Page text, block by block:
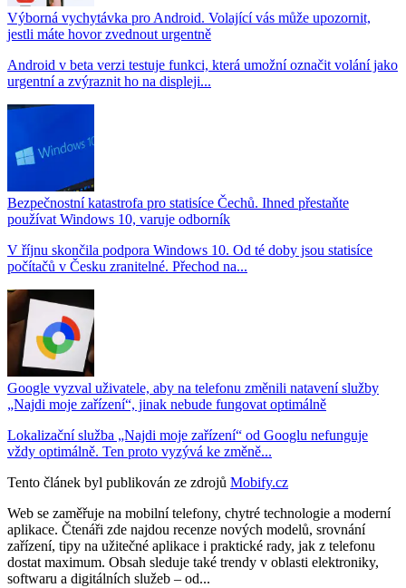
Výborná vychytávka pro Android. Volající vás může upozornit,
jestli máte hovor zvednout urgentně
Android v beta verzi testuje funkci, která umožní označit volání jako
urgentní a zvýraznit ho na displeji...
Bezpečnostní katastrofa pro statisíce Čechů. Ihned přestaňte
používat Windows 10, varuje odborník
V říjnu skončila podpora Windows 10. Od té doby jsou statisíce
počítačů v Česku zranitelné. Přechod na...
Google vyzval uživatele, aby na telefonu změnili natavení služby
„Najdi moje zařízení“, jinak nebude fungovat optimálně
Lokalizační služba „Najdi moje zařízení“ od Googlu nefunguje
vždy optimálně. Ten proto vyzývá ke změně...
Tento článek byl publikován ze zdrojů Mobify.cz
Web se zaměřuje na mobilní telefony, chytré technologie a moderní
aplikace. Čtenáři zde najdou recenze nových modelů, srovnání
zařízení, tipy na užitečné aplikace i praktické rady, jak z telefonu
dostat maximum. Obsah sleduje také trendy v oblasti elektroniky,
softwaru a digitálních služeb – od...